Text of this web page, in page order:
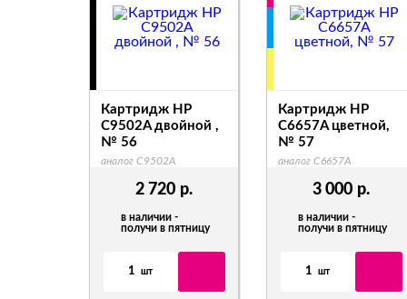
2 720 р.
в наличии -
получи в пятницу
1 шт
Картридж HP
C9502A двойной ,
№ 56
аналог C9502A
3 000 р.
в наличии -
получи в пятницу
1 шт
Картридж HP
C6657A цветной,
№ 57
аналог C6657A